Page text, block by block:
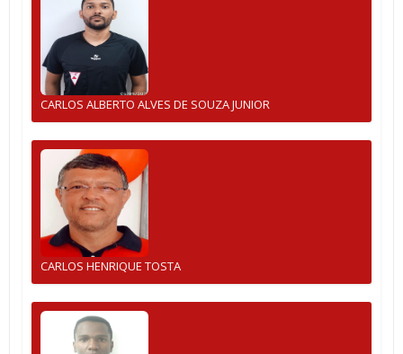
CARLOS ALBERTO ALVES DE SOUZA JUNIOR
CARLOS HENRIQUE TOSTA